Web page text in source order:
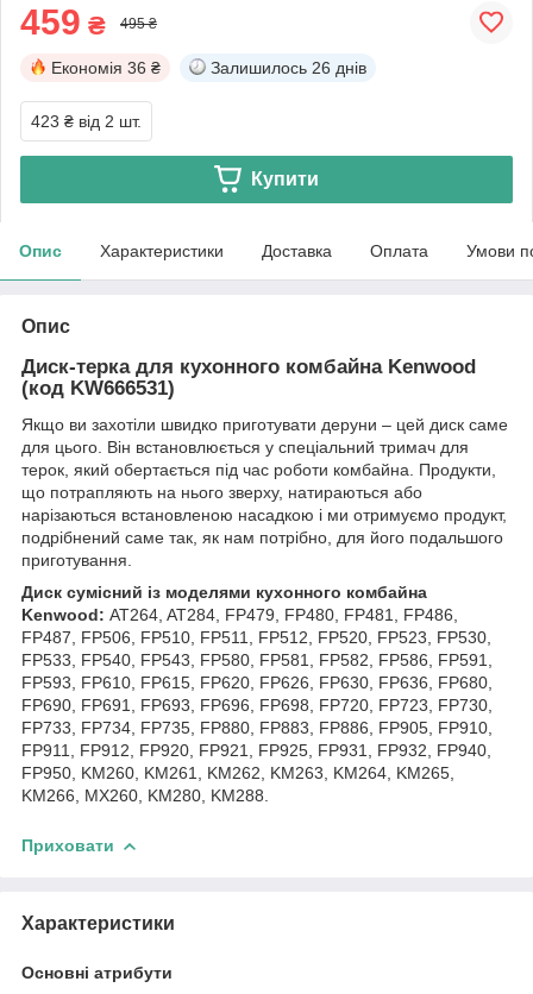
459 ₴ 495 ₴
Економія 36 ₴ Залишилось 26 днів
423 ₴ від 2 шт.
Купити
Опис Характеристики Доставка Оплата Умови
Опис
Диск-терка для кухонного комбайна Kenwood
(код KW666531)
Якщо ви захотіли швидко приготувати деруни – цей диск саме
для цього. Він встановлюється у спеціальний тримач для
терок, який обертається під час роботи комбайна. Продукти,
що потрапляють на нього зверху, натираються або
нарізаються встановленою насадкою і ми отримуємо продукт,
подрібнений саме так, як нам потрібно, для його подальшого
приготування.
Диск сумісний із моделями кухонного комбайна
Kenwood: AT264, AT284, FP479, FP480, FP481, FP486,
FP487, FP506, FP510, FP511, FP512, FP520, FP523, FP530,
FP533, FP540, FP543, FP580, FP581, FP582, FP586, FP591,
FP593, FP610, FP615, FP620, FP626, FP630, FP636, FP680,
FP690, FP691, FP693, FP696, FP698, FP720, FP723, FP730,
FP733, FP734, FP735, FP880, FP883, FP886, FP905, FP910,
FP911, FP912, FP920, FP921, FP925, FP931, FP932, FP940,
FP950, KM260, KM261, KM262, KM263, KM264, KM265,
KM266, MX260, KM280, KM288.
Приховати
Характеристики
Основні атрибути